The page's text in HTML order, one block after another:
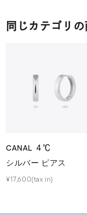
同じカテゴリの
CANAL ４℃
シルバー ピアス
¥17,600(tax in)